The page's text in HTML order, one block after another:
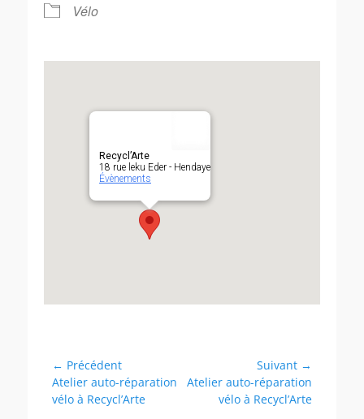
Vélo
Recycl’Arte
18 rue leku Eder - Hendaye
Évènements
Navigation
de
l’article
← Précédent
Article
précédent :
Atelier auto-réparation
vélo à Recycl’Arte
Suivant →
Article
suivant :
Atelier auto-réparation
vélo à Recycl’Arte